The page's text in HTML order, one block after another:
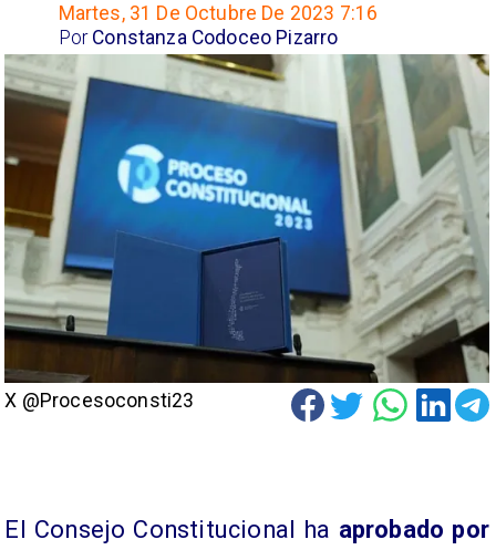
Martes, 31 De Octubre De 2023 7:16
Constanza Codoceo Pizarro
Por
X @Procesoconsti23
El Consejo Constitucional ha aprobado por